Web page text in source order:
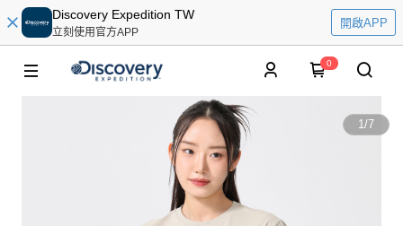
Discovery Expedition TW
立刻使用官方APP
開啟APP
0
1/7